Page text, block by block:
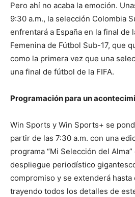
Pero ahí no acaba la emoción.
9:30 a.m., la selección Colombia
enfrentará a España en la final de
Femenina de Fútbol Sub-17, que
como la primera vez que una
una final de fútbol de la FIFA.
Programación para un
Win Sports y Win Sports+ se
partir de las 7:30 a.m. con una
programa “Mi Selección del
despliegue periodístico
compromiso y se extenderá
trayendo todos los detalles de